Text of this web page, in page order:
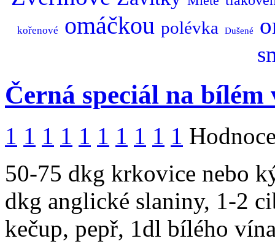
kořenové omáčkou polévka Dušené
Černá speciál na bílém
1 1 1 1 1 1 1 1 1 1
50-75 dkg krkovice nebo
dkg anglické slaniny, 1-2
kečup, pepř, 1dl bílého